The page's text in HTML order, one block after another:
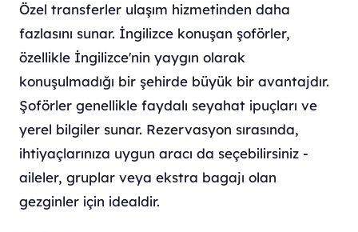
Özel transferler ulaşım hizmetinden daha
fazlasını sunar. İngilizce konuşan şoförler,
özellikle İngilizce'nin yaygın olarak
konuşulmadığı bir şehirde büyük bir avantajdır.
Şoförler genellikle faydalı seyahat ipuçları ve
yerel bilgiler sunar. Rezervasyon sırasında,
ihtiyaçlarınıza uygun aracı da seçebilirsiniz -
aileler, gruplar veya ekstra bagajı olan
gezginler için idealdir.